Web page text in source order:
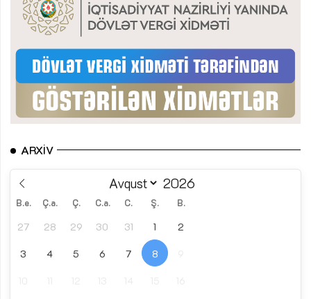
ARXIV
B.e. Ç.a. Ç. C.a. C. Ş. B.
27 28 29 30 31 1 2
3 4 5 6 7 8